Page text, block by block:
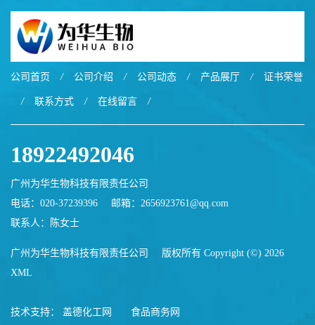
公司首页 / 公司介绍 / 公司动态 / 产品展厅 / 证书荣誉
/ 联系方式 / 在线留言 /
18922492046
广州为华生物科技有限责任公司
电话：020-37239396
邮箱： 2656923761@qq.com
联系人：陈女士
广州为华生物科技有限责任公司
版权所有 Copyright (©) 2026
XML
技术支持： 盖德化工网 食品商务网